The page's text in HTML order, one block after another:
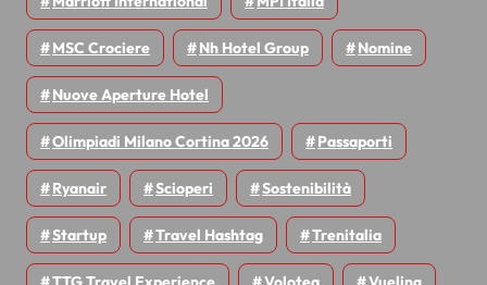
MSC Crociere Nh Hotel Group Nomine
Nuove Aperture Hotel
Olimpiadi Milano Cortina 2026 Passaporti
Ryanair Scioperi Sostenibilità
Startup Travel Hashtag Trenitalia